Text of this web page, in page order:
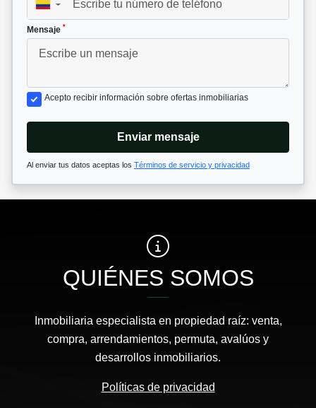
▼
Mensaje *
Acepto recibir información sobre ofertas inmobiliarias
Enviar mensaje
Al enviar tus datos aceptas los Términos de servicio y privacidad
QUIÉNES SOMOS
Inmobiliaria especialista en propiedad raíz: venta,
compra, arrendamientos, permuta, avalúos y
desarrollos inmobiliarios.
Políticas de privacidad